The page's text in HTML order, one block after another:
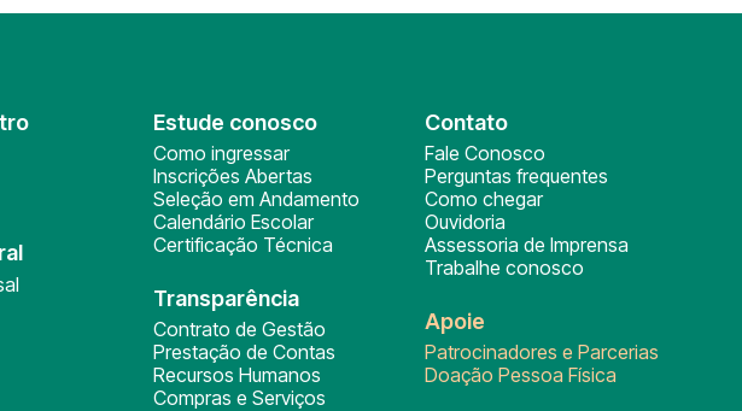
Estude conosco
Como ingressar
Inscrições Abertas
Seleção em Andamento
Calendário Escolar
Certificação Técnica
Transparência
Contrato de Gestão
Prestação de Contas
Recursos Humanos
Compras e Serviços
Contato
Fale Conosco
Perguntas frequentes
Como chegar
Ouvidoria
Assessoria de Imprensa
Trabalhe conosco
Apoie
Patrocinadores e Parcerias
Doação Pessoa Física